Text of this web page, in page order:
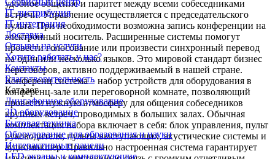
удобное общение и паритет между всеми собеседниками
встречи. Управление осуществляется с председательского
пульта. При необходимости возможна запись конференции на
электронный носитель. Расширенные системы помогут
провести голосование или произвести синхронный перевод
на один или несколько языков. Это мировой стандарт бизнес
переговоров, активно поддерживаемый в нашей стране.
Конференц система – набор устройств для оборудования в
конференц-зале или переговорной комнате, позволяющий
провести нужную атмосферу для общения собеседников
крупных встреч, проводимых в больших залах. Обычная
комплектация набора включает в себя: блок управления, пульт
руководителя, пульты выступающих, акустические системы и
аудиомикшер. Правильно настроенная система гарантирует
IT дистрибуция
IT интеграция
Доставка
Отзывы на услуги
Хотите работать у нас?
Контакты
Благотворительность
Каталог
Лингафонное оборудование
3D оборудование
Бытовая техника
Оборудование для образования и науки
Интерактивные панели
LED экраны и комплектующие